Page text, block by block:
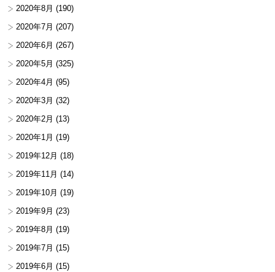
2020年8月 (190)
2020年7月 (207)
2020年6月 (267)
2020年5月 (325)
2020年4月 (95)
2020年3月 (32)
2020年2月 (13)
2020年1月 (19)
2019年12月 (18)
2019年11月 (14)
2019年10月 (19)
2019年9月 (23)
2019年8月 (19)
2019年7月 (15)
2019年6月 (15)